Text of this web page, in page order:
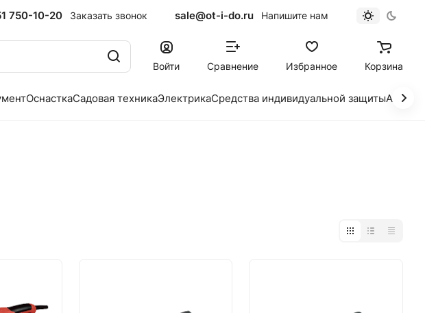
750-10-20 Заказать звонок sale@ot-i-do.ru Напишите нам
Войти Сравнение Избранное Корзина
ОснасткаСадовая техникаЭлектрикаСредства индивидуальной защиты